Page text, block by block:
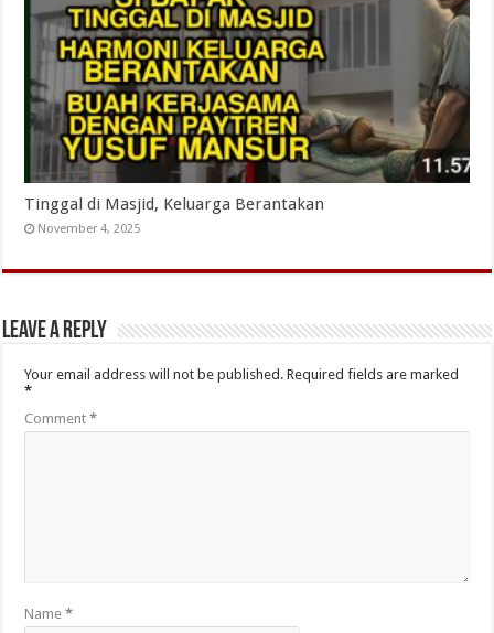
Tinggal di Masjid, Keluarga Berantakan
November 4, 2025
Leave a Reply
Your email address will not be published. Required fields are marked
*
Comment*
Name*